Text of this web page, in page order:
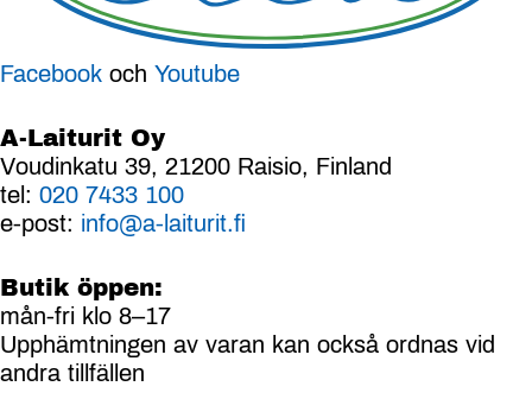
Facebook och Youtube
A-Laiturit Oy
Voudinkatu 39, 21200 Raisio, Finland
tel: 020 7433 100
e-post: info@a-laiturit.fi
Butik öppen:
mån-fri klo 8–17
Upphämtningen av varan kan också ordnas vid
andra tillfällen